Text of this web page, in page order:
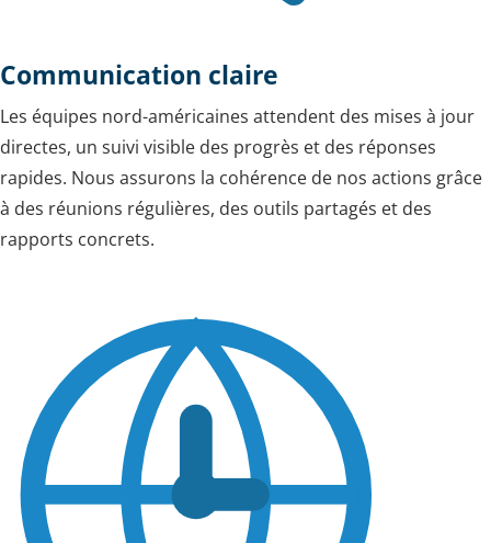
Communication claire
Les équipes nord-américaines attendent des mises à jour
directes, un suivi visible des progrès et des réponses
rapides. Nous assurons la cohérence de nos actions grâce
à des réunions régulières, des outils partagés et des
rapports concrets.